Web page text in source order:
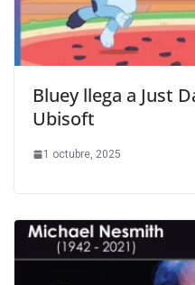
Bluey llega a Just
Ubisoft
1 octubre, 2025